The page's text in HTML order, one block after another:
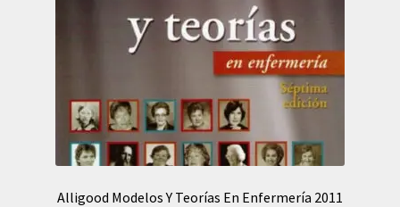
Alligood Modelos Y Teorías En Enfermería 2011